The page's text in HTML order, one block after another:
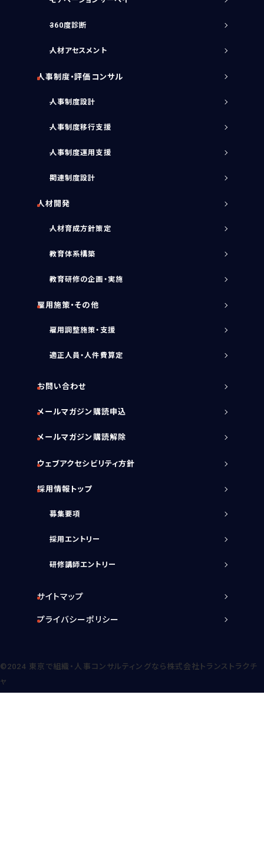
サイトマップ
プライバシーポリシー
360度診断
人材アセスメント
人事制度・評価コンサル
人事制度設計
人事制度移行支援
人事制度運用支援
関連制度設計
人材開発
人材育成方針策定
教育体系構築
教育研修の企画・実施
雇用施策・その他
雇用調整施策・支援
適正人員・人件費算定
お問い合わせ
メールマガジン購読申込
メールマガジン購読解除
ウェブアクセシビリティ方針
採用情報トップ
募集要項
採用エントリー
研修講師エントリー
©2024 東京で組織・人事コンサルティングなら株式会社トランストラクチ
ャ